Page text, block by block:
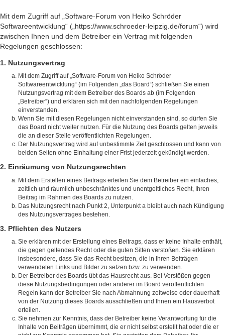
Mit dem Zugriff auf „Software-Forum von Heiko Schröder
Softwareentwicklung“ („https://www.schroeder-leipzig.de/forum“) wird
zwischen Ihnen und dem Betreiber ein Vertrag mit folgenden
Regelungen geschlossen:
1. Nutzungsvertrag
Mit dem Zugriff auf „Software-Forum von Heiko Schröder
Softwareentwicklung“ (im Folgenden „das Board“) schließen Sie einen
Nutzungsvertrag mit dem Betreiber des Boards ab (im Folgenden
„Betreiber“) und erklären sich mit den nachfolgenden Regelungen
einverstanden.
Wenn Sie mit diesen Regelungen nicht einverstanden sind, so dürfen Sie
das Board nicht weiter nutzen. Für die Nutzung des Boards gelten jeweils
die an dieser Stelle veröffentlichten Regelungen.
Der Nutzungsvertrag wird auf unbestimmte Zeit geschlossen und kann von
beiden Seiten ohne Einhaltung einer Frist jederzeit gekündigt werden.
2. Einräumung von Nutzungsrechten
Mit dem Erstellen eines Beitrags erteilen Sie dem Betreiber ein einfaches,
zeitlich und räumlich unbeschränktes und unentgeltliches Recht, Ihren
Beitrag im Rahmen des Boards zu nutzen.
Das Nutzungsrecht nach Punkt 2, Unterpunkt a bleibt auch nach Kündigung
des Nutzungsvertrages bestehen.
3. Pflichten des Nutzers
Sie erklären mit der Erstellung eines Beitrags, dass er keine Inhalte enthält,
die gegen geltendes Recht oder die guten Sitten verstoßen. Sie erklären
insbesondere, dass Sie das Recht besitzen, die in Ihren Beiträgen
verwendeten Links und Bilder zu setzen bzw. zu verwenden.
Der Betreiber des Boards übt das Hausrecht aus. Bei Verstößen gegen
diese Nutzungsbedingungen oder anderer im Board veröffentlichten
Regeln kann der Betreiber Sie nach Abmahnung zeitweise oder dauerhaft
von der Nutzung dieses Boards ausschließen und Ihnen ein Hausverbot
erteilen.
Sie nehmen zur Kenntnis, dass der Betreiber keine Verantwortung für die
Inhalte von Beiträgen übernimmt, die er nicht selbst erstellt hat oder die er